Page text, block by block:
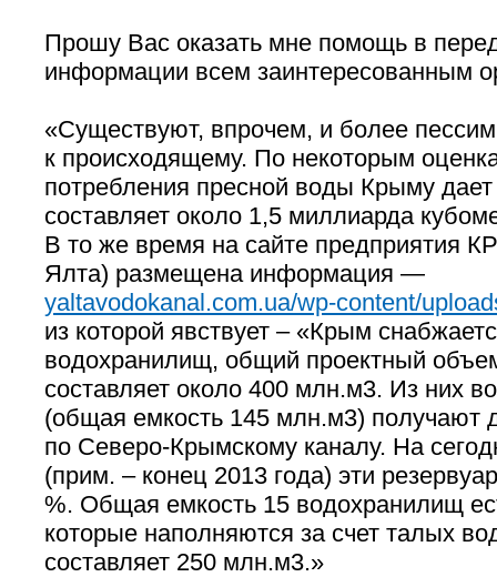
Прошу Вас оказать мне помощь в
информации всем заинтересованным
«Существуют, впрочем, и более
к происходящему. По некоторым
потребления пресной воды Крыму
составляет около 1,5 миллиарда
В то же время на сайте предприятия
Ялта) размещена информация —
yaltavodokanal.com.ua/wp-content/
из которой явствует – «Крым
водохранилищ, общий проектный
составляет около 400 млн.м3. Из них
(общая емкость 145 млн.м3) получают
по Северо-Крымскому каналу. На
(прим. – конец 2013 года) эти
%. Общая емкость 15 водохранилищ
которые наполняются за счет талых
составляет 250 млн.м3.»